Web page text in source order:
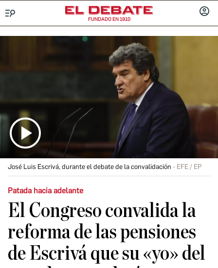
FUNDADO EN 1910
José Luis Escrivá, durante el debate de la convalidación EFE / EP
Patada hacia adelante
El Congreso convalida la
reforma de las pensiones
de Escrivá que su «yo» del